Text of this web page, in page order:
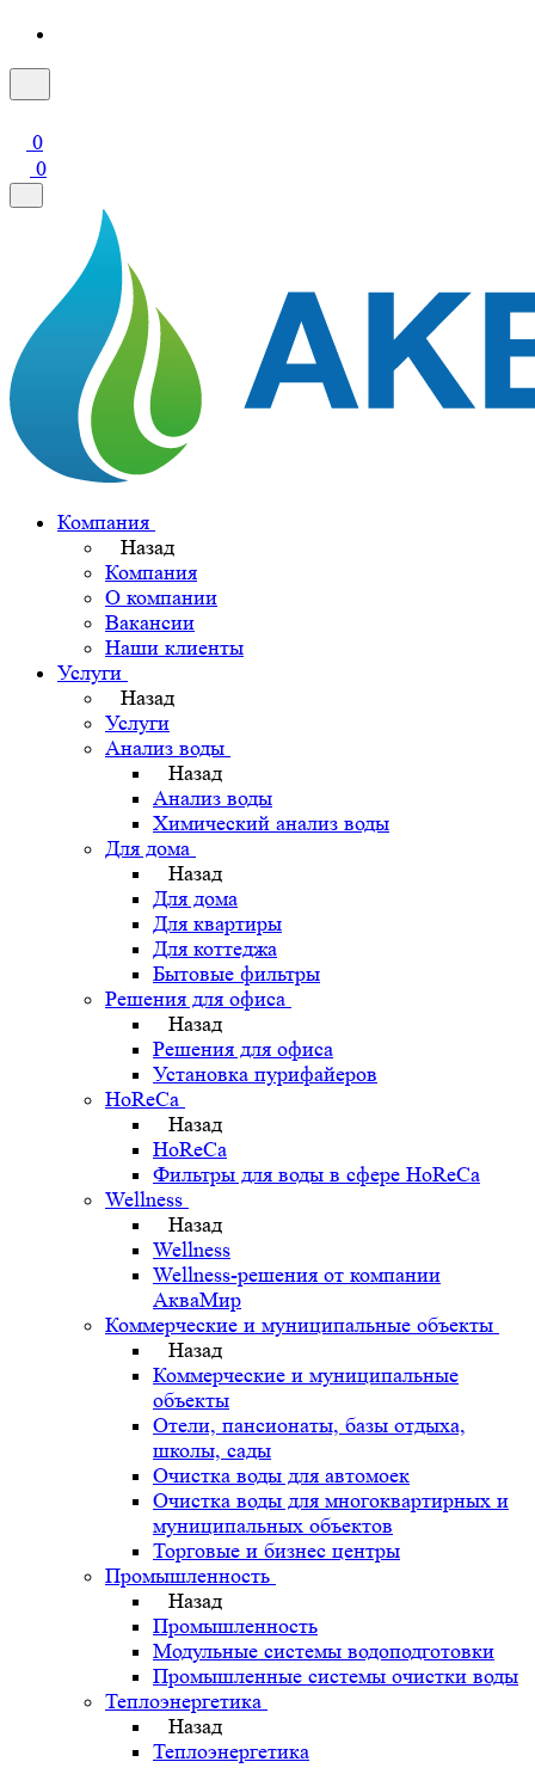
0
0
Компания
Назад
Компания
О компании
Вакансии
Наши клиенты
Услуги
Назад
Услуги
Анализ воды
Назад
Анализ воды
Химический анализ воды
Для дома
Назад
Для дома
Для квартиры
Для коттеджа
Бытовые фильтры
Решения для офиса
Назад
Решения для офиса
Установка пурифайеров
HoReCa
Назад
HoReCa
Фильтры для воды в сфере HoReCa
Wellness
Назад
Wellness
Wellness-решения от компании
АкваМир
Коммерческие и муниципальные объекты
Назад
Коммерческие и муниципальные
объекты
Отели, пансионаты, базы отдыха,
школы, сады
Очистка воды для автомоек
Очистка воды для многоквартирных и
муниципальных объектов
Торговые и бизнес центры
Промышленность
Назад
Промышленность
Модульные системы водоподготовки
Промышленные системы очистки воды
Теплоэнергетика
Назад
Теплоэнергетика